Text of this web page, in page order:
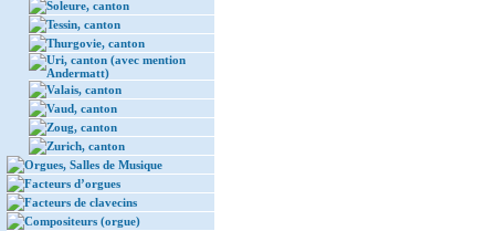
Soleure, canton
Tessin, canton
Thurgovie, canton
Uri, canton (avec mention
Andermatt)
Valais, canton
Vaud, canton
Zoug, canton
Zurich, canton
Orgues, Salles de Musique
Facteurs d’orgues
Facteurs de clavecins
Compositeurs (orgue)